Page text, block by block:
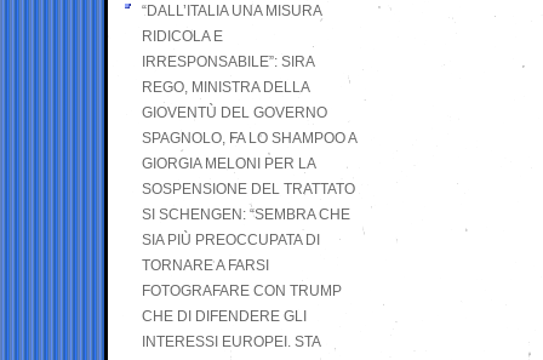
“DALL’ITALIA UNA MISURA
RIDICOLA E
IRRESPONSABILE”: SIRA
REGO, MINISTRA DELLA
GIOVENTÙ DEL GOVERNO
SPAGNOLO, FA LO SHAMPOO A
GIORGIA MELONI PER LA
SOSPENSIONE DEL TRATTATO
SI SCHENGEN: “SEMBRA CHE
SIA PIÙ PREOCCUPATA DI
TORNARE A FARSI
FOTOGRAFARE CON TRUMP
CHE DI DIFENDERE GLI
INTERESSI EUROPEI. STA